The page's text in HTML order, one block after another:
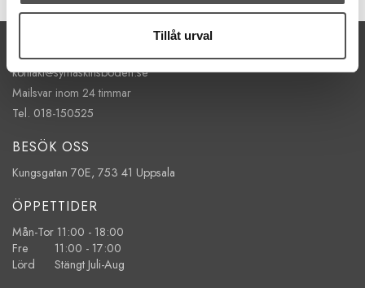
Tillåt urval
kontakt@symaskinsboden.se
Mailsvar inom 24 timmar
Tel. 018-150525
BESÖK OSS
Kungsgatan 70E, 753 41 Uppsala
ÖPPETTIDER
Mån-Tor 11:00 - 18:00
Fre 11:00 - 17:00
Lörd Stängt Juli-Aug